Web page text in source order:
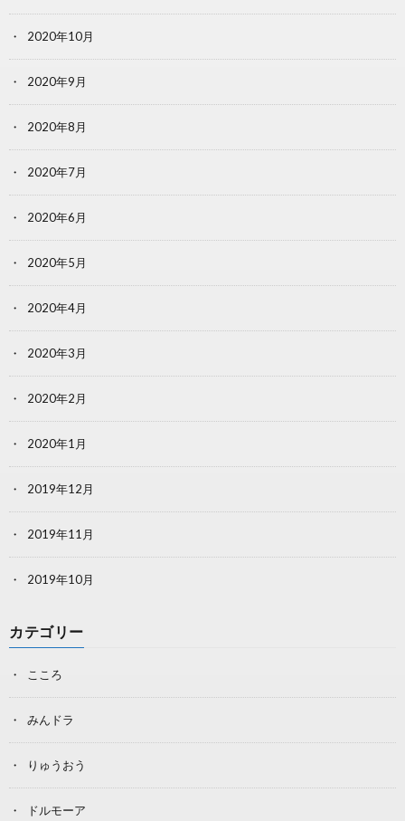
2020年10月
2020年9月
2020年8月
2020年7月
2020年6月
2020年5月
2020年4月
2020年3月
2020年2月
2020年1月
2019年12月
2019年11月
2019年10月
カテゴリー
こころ
みんドラ
りゅうおう
ドルモーア